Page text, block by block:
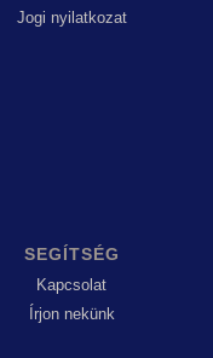
Jogi nyilatkozat
SEGÍTSÉG
Kapcsolat
Írjon nekünk